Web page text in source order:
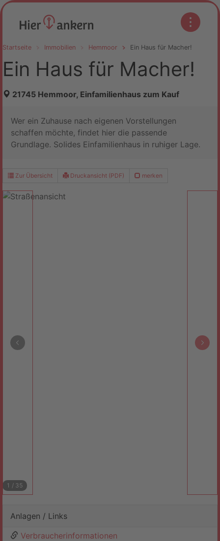
Startseite Immobilien Hemmoor Ein Haus für Macher!
Ein Haus für Macher!
21745 Hemmoor, Einfamilienhaus zum Kauf
Wer ein Zuhause nach eigenen Vorstellungen
schaffen möchte, findet hier die passende
Grundlage. Solides Einfamilienhaus in ruhiger Lage.
Zur Übersicht Druckansicht (PDF) merken
1 / 35
Anlagen / Links
Verbraucherinformationen